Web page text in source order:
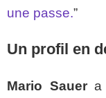
une passe.”
Un profil en
Mario Sauera